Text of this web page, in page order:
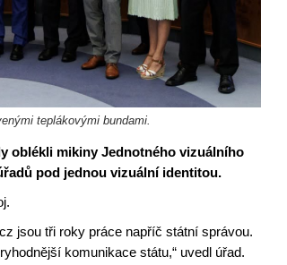
teplákovými bundami.
oblékli mikiny Jednotného vizuálního
pod jednou vizuální identitou.
jsou tři roky práce napříč státní správou.
komunikace státu,“ uvedl úřad.